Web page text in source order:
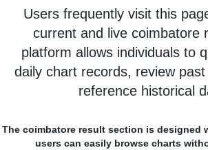
Users frequently visit this
current and live coimbatore
platform allows individuals to
daily chart records, review
reference historical
The coimbatore result section is designed
users can easily browse charts